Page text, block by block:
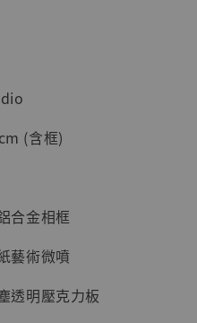
入購物車
(含框)
合金相框
藝術微噴
透明壓克力板